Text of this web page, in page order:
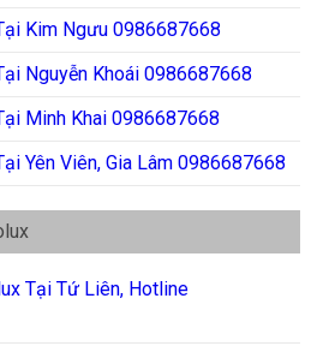
Kim Ngưu 0986687668
Nguyễn Khoái 0986687668
Minh Khai 0986687668
Yên Viên, Gia Lâm 0986687668
Tại Tứ Liên, Hotline